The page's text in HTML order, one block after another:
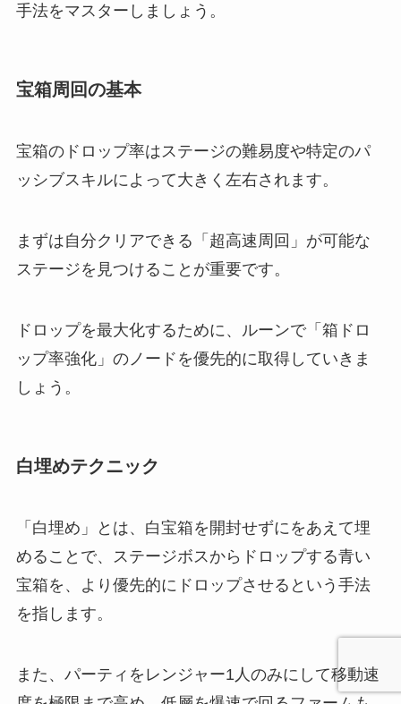
手法をマスターしましょう。
宝箱周回の基本
宝箱のドロップ率はステージの難易度や特定のパ
ッシブスキルによって大きく左右されます。
まずは自分クリアできる「超高速周回」が可能な
ステージを見つけることが重要です。
ドロップを最大化するために、ルーンで「箱ドロ
ップ率強化」のノードを優先的に取得していきま
しょう。
白埋めテクニック
「白埋め」とは、白宝箱を開封せずにをあえて埋
めることで、ステージボスからドロップする青い
宝箱を、より優先的にドロップさせるという手法
を指します。
また、パーティをレンジャー1人のみにして移動速